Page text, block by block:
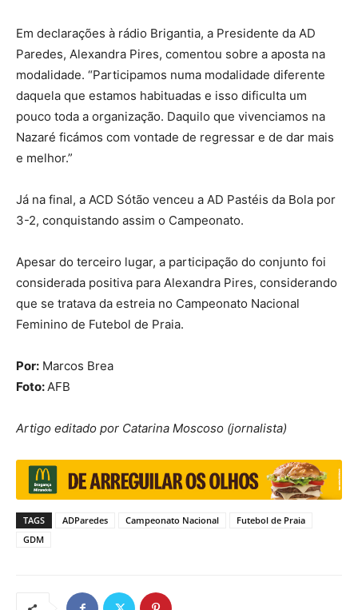
Em declarações à rádio Brigantia, a Presidente da AD
Paredes, Alexandra Pires, comentou sobre a aposta na
modalidade. “Participamos numa modalidade diferente
daquela que estamos habituadas e isso dificulta um
pouco toda a organização. Daquilo que vivenciamos na
Nazaré ficámos com vontade de regressar e de dar mais
e melhor.”
Já na final, a ACD Sótão venceu a AD Pastéis da Bola por
3-2, conquistando assim o Campeonato.
Apesar do terceiro lugar, a participação do conjunto foi
considerada positiva para Alexandra Pires, considerando
que se tratava da estreia no Campeonato Nacional
Feminino de Futebol de Praia.
Por: Marcos Brea
Foto: AFB
Artigo editado por Catarina Moscoso (jornalista)
TAGS ADParedes Campeonato Nacional
Futebol de Praia
GDM